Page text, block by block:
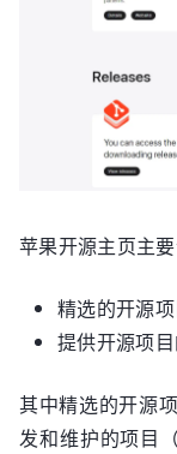
苹果开源主页主要
精选的开源项
提供开源项
其中精选的开源
发和维护的项目